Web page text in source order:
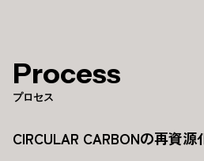
Process
プロセス
CIRCULAR CARBONの再資源